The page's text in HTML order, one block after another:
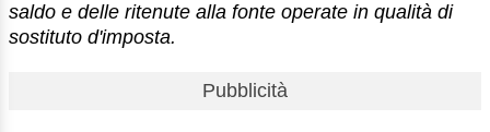
saldo e delle ritenute alla fonte operate in qualità di
sostituto d'imposta.
Pubblicità